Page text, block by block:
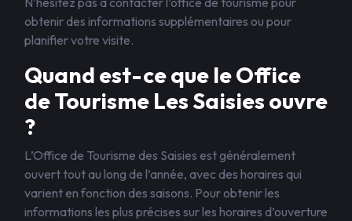
obtenir des informations supplémentaires ou pour
planifier votre visite.
Quand est-ce que le Office
de Tourisme Les Saisies ouvre
?
L’Office de Tourisme des Saisies est généralement
ouvert tout au long de l’année, avec des horaires qui
varient en fonction des saisons. Pour obtenir les
informations les plus précises sur les horaires d’ouverture